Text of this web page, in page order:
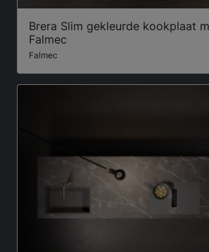
Brera Slim gekleurde kookplaat
Falmec
Falmec